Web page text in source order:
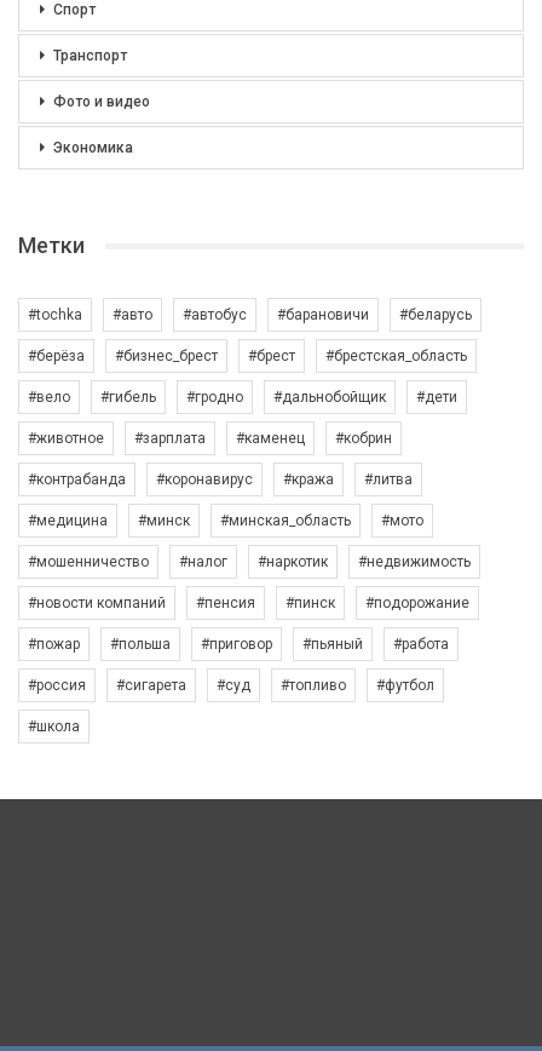
Спорт
Транспорт
Фото и видео
Экономика
Метки
#tochka #авто #автобус #барановичи #беларусь
#берёза #бизнес_брест #брест #брестская_область
#вело #гибель #гродно #дальнобойщик #дети
#животное #зарплата #каменец #кобрин
#контрабанда #коронавирус #кража #литва
#медицина #минск #минская_область #мото
#мошенничество #налог #наркотик #недвижимость
#новости компаний #пенсия #пинск #подорожание
#пожар #польша #приговор #пьяный #работа
#россия #сигарета #суд #топливо #футбол
#школа